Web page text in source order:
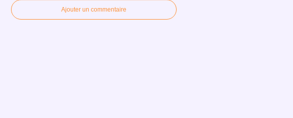
Ajouter un commentaire